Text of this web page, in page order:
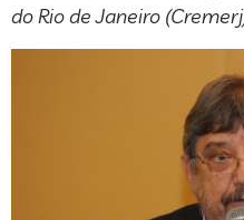
do Rio de Janeiro